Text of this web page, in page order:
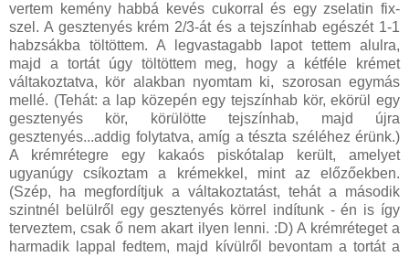
vertem kemény habbá kevés cukorral és egy zselatin fix-
szel. A gesztenyés krém 2/3-át és a tejszínhab egészét 1-1
habzsákba töltöttem. A legvastagabb lapot tettem alulra,
majd a tortát úgy töltöttem meg, hogy a kétféle krémet
váltakoztatva, kör alakban nyomtam ki, szorosan egymás
mellé. (Tehát: a lap közepén egy tejszínhab kör, ekörül egy
gesztenyés kör, körülötte tejszínhab, majd újra
gesztenyés...addig folytatva, amíg a tészta széléhez érünk.)
A krémrétegre egy kakaós piskótalap került, amelyet
ugyanúgy csíkoztam a krémekkel, mint az előzőekben.
(Szép, ha megfordítjuk a váltakoztatást, tehát a második
szintnél belülről egy gesztenyés körrel indítunk - én is így
terveztem, csak ő nem akart ilyen lenni. :D) A krémréteget a
harmadik lappal fedtem, majd kívülről bevontam a tortát a